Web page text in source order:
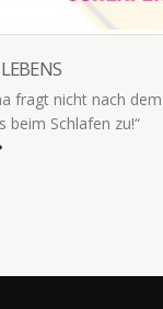
DER MANN HAT
Heute hat der Mann
aber auch: 1. Stevie
Pelikan-Malkasten mit